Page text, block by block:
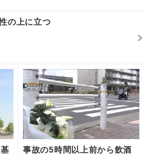
の上に立つ
事故の5時間以上前から飲酒